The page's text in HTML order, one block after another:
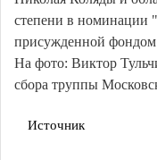
степени в номинации
присужденной
На фото: Виктор
сбора труппы
Источник